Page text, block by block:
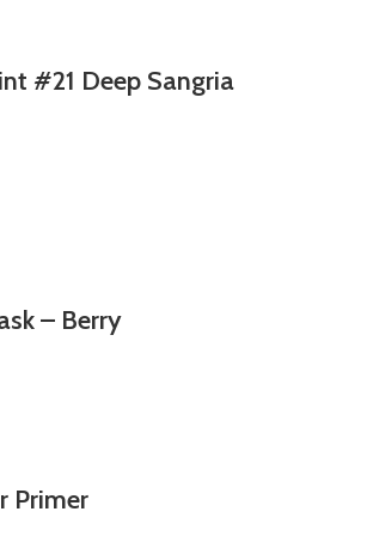
#21 Deep Sangria
– Berry
Primer